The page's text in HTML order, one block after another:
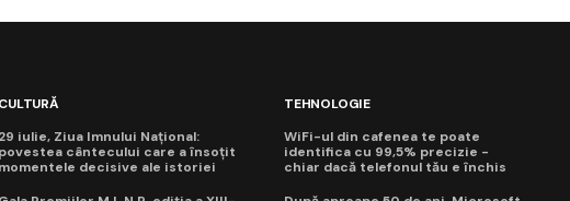
CULTURĂ
29 iulie, Ziua Imnului Național:
povestea cântecului care a însoțit
momentele decisive ale istoriei
TEHNOLOGIE
WiFi-ul din cafenea te poate
identifica cu 99,5% precizie -
chiar dacă telefonul tău e închis